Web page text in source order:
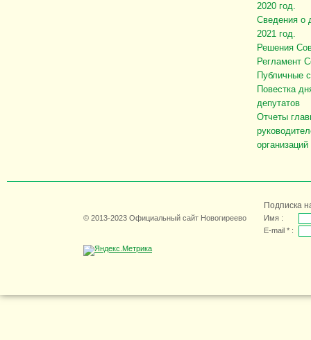
2020 год.
Сведения о
2021 год.
Решения
Регламент
Публичные
Повестка
депутатов
Отчеты
организаций
© 2013-2023 Официальный сайт Новогиреево
Подписка
Имя :
E-mail * :